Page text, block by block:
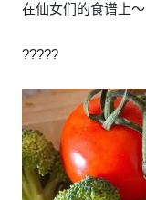
在仙女们的食谱上～
?????